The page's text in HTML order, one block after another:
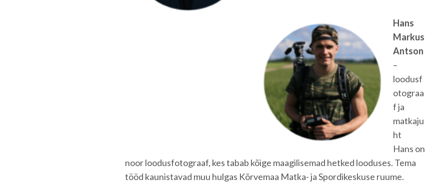
Hans
Markus
Antson
–
loodusf
otograa
f ja
matkaju
ht
Hans on
noor loodusfotograaf, kes tabab kõige maagilisemad hetked looduses. Tema
tööd kaunistavad muu hulgas Kõrvemaa Matka- ja Spordikeskuse ruume.